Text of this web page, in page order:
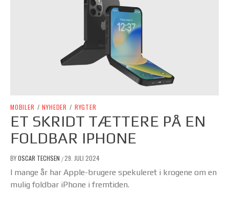
MOBILER / NYHEDER / RYGTER
ET SKRIDT TÆTTERE PÅ EN
FOLDBAR IPHONE
BYOSCAR TECHSEN /29. JULI 2024
I mange år har Apple-brugere spekuleret i krogene om en
mulig foldbar iPhone i fremtiden.